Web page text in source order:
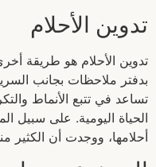
تدوين الأحلام
تدوين الأحلام هو طريقة
بدفتر ملاحظات بجانب
تساعد في تتبع الأنماط
الحياة اليومية. على سبيل
أحلامها، ووجدت أن الكثير